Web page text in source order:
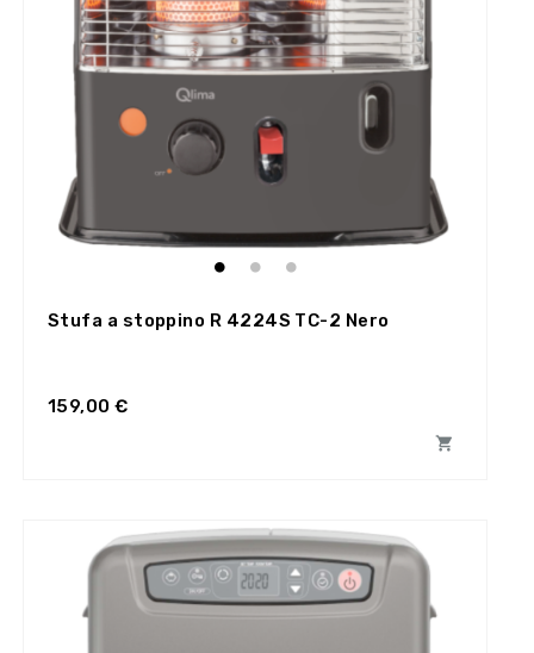
Stufa a stoppino R 4224S TC-2 Nero
159,00 €
